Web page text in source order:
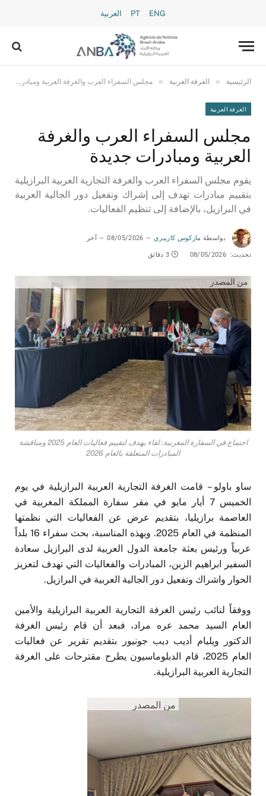
PT ENG العربية
الرئيسية » الغرفة العربية » مجلس السفراء العرب والغرفة العربية ومبادرات جديدة
الغرفة العربية
مجلس السفراء العرب والغرفة
العربية ومبادرات جديدة
يقوم مجلس السفراء العرب والغرفة التجارية العربية البرازيلية
بتقييم مبادرات تهدف إلى إشراك وتفعيل دور الجالية العربية
في البرازيل، بالإضافة إلى تنظيم الفعاليات.
بواسطة ماركوس كارييري 08/05/2026 آخر
تحديث: 08/05/2026 3 دقائق
من المصدر
اجتماع في السفارة المغربية: لقاء يهدف لتقييم فعاليات العام 2025 ومناقشة
المبادرات المتعلقة بالعام 2026
ساو باولو – قامت الغرفة التجارية العربية البرازيلية في يوم
الخميس 7 أيار مايو في مقر سفارة المملكة المغربية في
العاصمة برازيليا، بتقديم عرض عن الفعاليات التي نظمتها
المنظمة في العام 2025. وبهذه المناسبة، بحث سفراء 16 بلداً
عربياً ورئيس بعثة جامعة الدول العربية لدى البرازيل سعادة
السفير ابراهيم الزبن، المبادرات والفعاليات التي تهدف لتعزيز
الحوار واشراك وتفعيل دور الجالية العربية في البرازيل.
ووفقاً لنائب رئيس الغرفة التجارية العربية البرازيلية والأمين
العام السيد محمد عره مراد، فبعد أن قام رئيس الغرفة
الدكتور ويليام أديب ديب جونيور بتقديم تقرير عن فعاليات
العام 2025، قام الدبلوماسيون يطرح مقترحات على الغرفة
التجارية العربية البرازيلية.
من المصدر